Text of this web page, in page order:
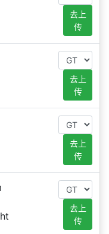
去上
传
去上
传
去上
传
去上
传